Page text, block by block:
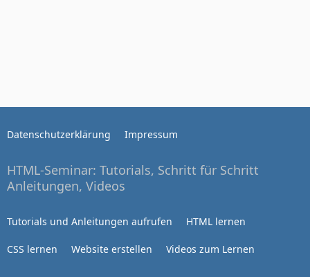
Datenschutzerklärung Impressum
HTML-Seminar: Tutorials, Schritt für Schritt
Anleitungen, Videos
Tutorials und Anleitungen aufrufen HTML lernen
CSS lernen Website erstellen Videos zum Lernen